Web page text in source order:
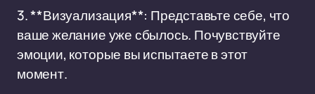
3. **Визуализация**: Представьте себе, что
ваше желание уже сбылось. Почувствуйте
эмоции, которые вы испытаете в этот
момент.